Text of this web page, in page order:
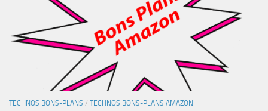
TECHNOS BONS-PLANS / TECHNOS BONS-PLANS AMAZON